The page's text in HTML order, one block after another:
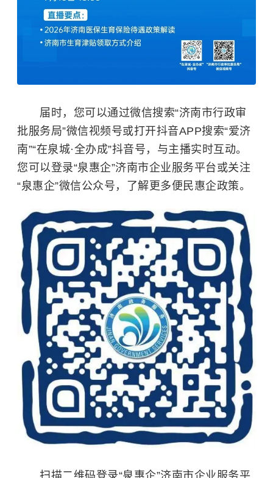
届时，您可以通过微信搜索“济南市行政审
批服务局”微信视频号或打开抖音APP搜索“爱济
南”“在泉城·全办成”抖音号，与主播实时互动。
您可以登录“泉惠企”济南市企业服务平台或关注
“泉惠企”微信公众号，了解更多便民惠企政策。
扫描二维码登录“泉惠企”济南市企业服务平